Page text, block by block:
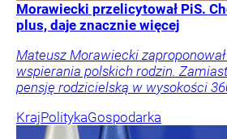
Morawiecki przelicytował PiS.
plus, daje znacznie więcej
Mateusz Morawiecki
wspierania polskich rodzin.
pensję rodzicielską w wysokości
KrajPolitykaGospodarka